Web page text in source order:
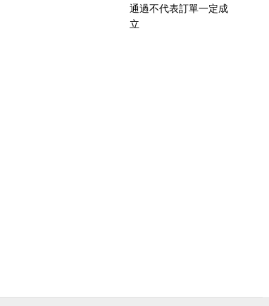
通過不代表訂單一定成
立